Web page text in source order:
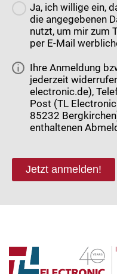
Ja, ich willige ein,
die angegebenen
nutzt, um mir zum
per E-Mail
Ihre Anmeldung
jederzeit
electronic.de),
Post (TL
85232
enthaltenen
Jetzt anmelden!